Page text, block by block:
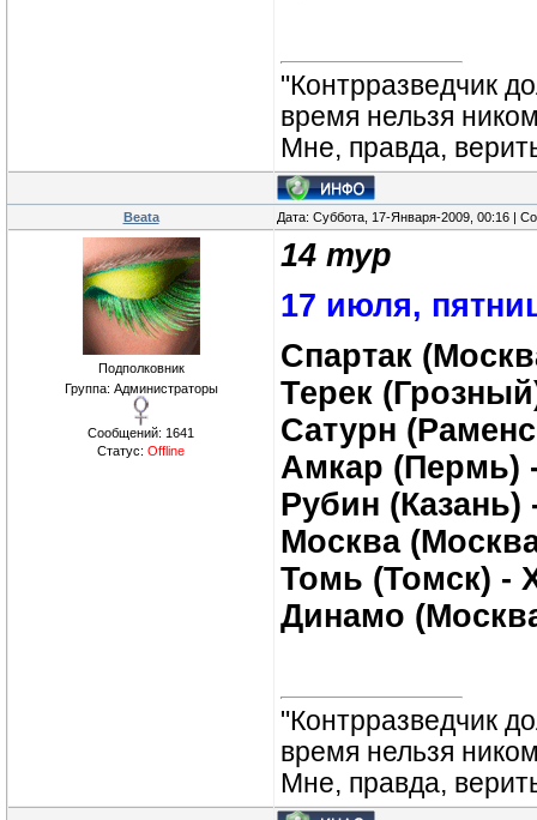
"Контрразведчик
время нельзя
Мне, правда,
Beata Дата: Суббота, 17-Января-2009, 00:16 |
Подполковник
Группа: Администраторы
Сообщений: 1641
Статус: Offline
14 тур
17 июля,
Спартак
Терек
Сатурн
Амкар (Пермь)
Рубин
Москва
Томь (Томск) -
Динамо
"Контрразведчик
время нельзя
Мне, правда,